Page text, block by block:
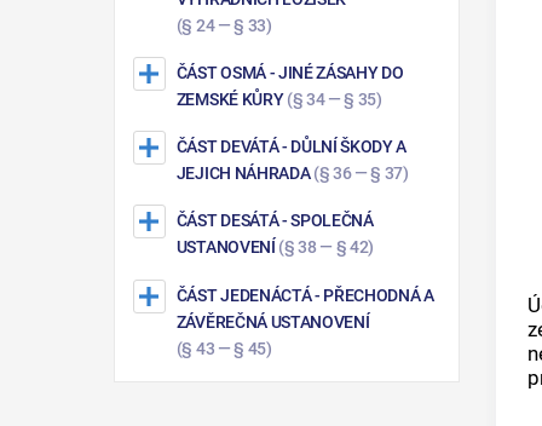
(§ 24 — § 33)
ČÁST OSMÁ- JINÉ ZÁSAHY DO
ZEMSKÉ KŮRY(§ 34 — § 35)
ČÁST DEVÁTÁ- DŮLNÍ ŠKODY A
JEJICH NÁHRADA(§ 36 — § 37)
ČÁST DESÁTÁ- SPOLEČNÁ
USTANOVENÍ (§ 38 — § 42)
ČÁST JEDENÁCTÁ- PŘECHODNÁ A
ZÁVĚREČNÁ USTANOVENÍ
(§ 43 — § 45)